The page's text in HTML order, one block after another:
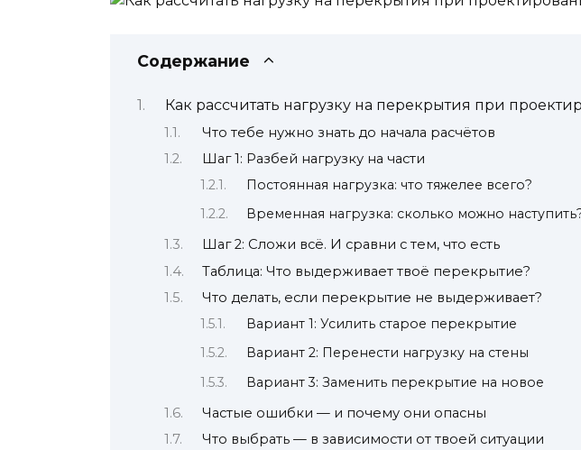
Содержание
Как рассчитать нагрузку на перекрытия при
Что тебе нужно знать до начала расчётов
Шаг 1: Разбей нагрузку на части
Постоянная нагрузка: что тяжелее всего?
Временная нагрузка: сколько можно
Шаг 2: Сложи всё. И сравни с тем, что есть
Таблица: Что выдерживает твоё перекрытие?
Что делать, если перекрытие не выдерживает?
Вариант 1: Усилить старое перекрытие
Вариант 2: Перенести нагрузку на стены
Вариант 3: Заменить перекрытие на новое
Частые ошибки — и почему они опасны
Что выбрать — в зависимости от твоей ситуации